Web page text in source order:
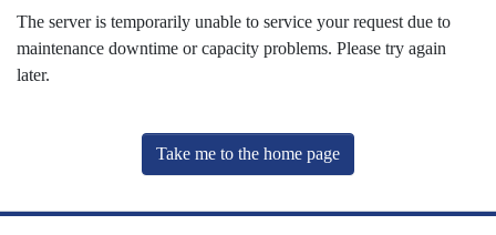
The server is temporarily unable to service your request due to
maintenance downtime or capacity problems. Please try again
later.
Take me to the home page